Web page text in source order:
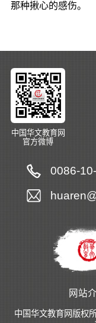
那种揪心的感伤。
中国华文教育网
官方微博
0086-
网站
中国华文教育网版权